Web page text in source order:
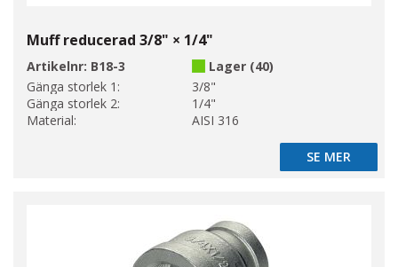
Muff reducerad 3/8" × 1/4"
Artikelnr: B18-3
Lager (40)
Gänga storlek 1:
3/8"
Gänga storlek 2:
1/4"
Material:
AISI 316
SE MER
SE MER